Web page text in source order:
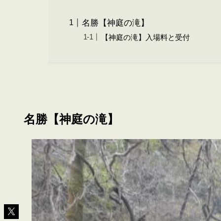
名勝【神庭の滝】
【神庭の滝】入場料と受付
名勝【神庭の滝】